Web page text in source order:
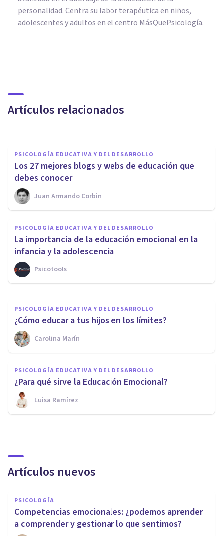
personalidad. Centra su labor terapéutica en niños,
adolescentes y adultos en el centro MásQuePsicología.
Artículos relacionados
psicólogo y un psicopedagogo
PSICOLOGÍA EDUCATIVA Y DEL DESARROLLO
Los 27 mejores blogs y webs de educación que
debes conocer
Juan Armando Corbin
PSICOLOGÍA EDUCATIVA Y DEL DESARROLLO
La importancia de la educación emocional en la
infancia y la adolescencia
Psicotools
PSICOLOGÍA EDUCATIVA Y DEL DESARROLLO
Educación informal: qué es,
características, ventajas e
inconvenientes
Mario Arrimada
PSICOLOGÍA EDUCATIVA Y DEL DESARROLLO
¿Cómo educar a tus hijos en los límites?
Carolina Marín
PSICOLOGÍA EDUCATIVA Y DEL DESARROLLO
¿Para qué sirve la Educación Emocional?
Luisa Ramírez
Artículos nuevos
PSICOLOGÍA
Competencias emocionales: ¿podemos aprender
a comprender y gestionar lo que sentimos?